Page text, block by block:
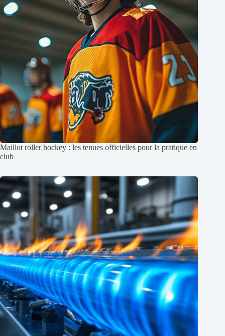
Maillot roller hockey : les tenues officielles pour la pratique en
club